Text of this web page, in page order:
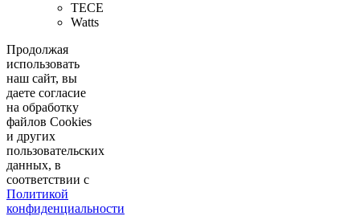
TECE
Watts
Продолжая
использовать
наш сайт, вы
даете согласие
на обработку
файлов Cookies
и других
пользовательских
данных, в
соответствии с
Политикой
конфиденциальности